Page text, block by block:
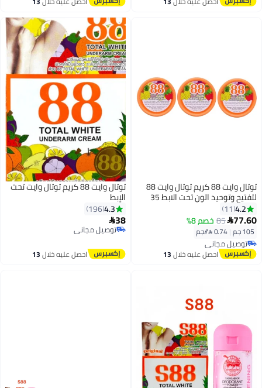
اغسطس اغسطس
توتال وايت 88 كريم توتال وايت 88
لتفتيح وتوحيد الون تحت الابط 35
جرام 3 قطع4.2
11
77.60
85 خصم 8%
105 جم |
توصيل مجاني
توصيل مجانياحصل عليه خلال13
توتال وايت 88 كريم توتال وايت تحت
الإبط
4.3
196
38توصيل مجاني
تم بيع +60 مؤخرًا
احصل عليه خلال13